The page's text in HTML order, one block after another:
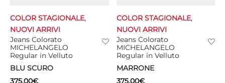
Jeans Colorato
MICHELANGELO
Regular in Velluto
BLU SCURO
COLOR STAGIONALE,
NUOVI ARRIVI
375,00€
Jeans Colorato
MICHELANGELO
Regular in Velluto
MARRONE
COLOR STAGIONALE,
NUOVI ARRIVI
375,00€